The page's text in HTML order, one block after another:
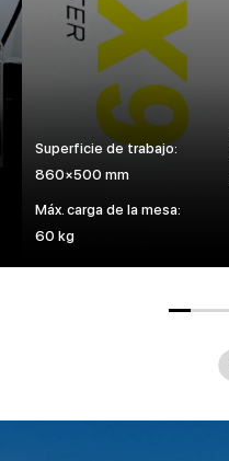
Superficie de trabajo:
860×500 mm
Máx. carga de la mesa:
60 kg